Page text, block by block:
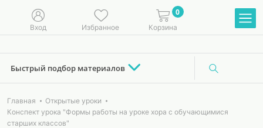
Вход Избранное
0
Корзина
Быстрый подбор материалов
Главная
Открытые уроки
Конспект урока "Формы работы на уроке хора с обучающимися
старших классов"